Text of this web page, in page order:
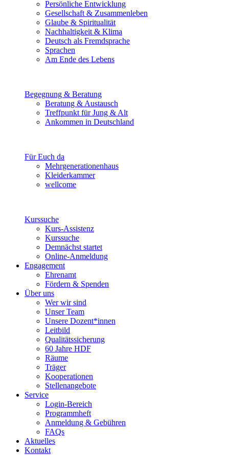
Persönliche Entwicklung
Gesellschaft & Zusammenleben
Glaube & Spiritualität
Nachhaltigkeit & Klima
Deutsch als Fremdsprache
Sprachen
Am Ende des Lebens
Begegnung & Beratung
Beratung & Austausch
Treffpunkt für Jung & Alt
Ankommen in Deutschland
Für Euch da
Mehrgenerationenhaus
Kleiderkammer
wellcome
Kurssuche
Kurs-Assistenz
Kurssuche
Demnächst startet
Online-Anmeldung
Engagement
Ehrenamt
Fördern & Spenden
Über uns
Wer wir sind
Unser Team
Unsere Dozent*innen
Leitbild
Qualitätssicherung
60 Jahre HDF
Räume
Träger
Kooperationen
Stellenangebote
Service
Login-Bereich
Programmheft
Anmeldung & Gebühren
FAQs
Aktuelles
Kontakt